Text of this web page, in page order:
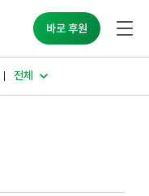
바로 후원
전체